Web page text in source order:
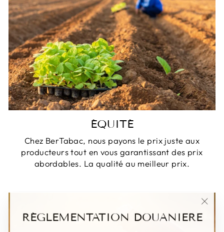
RÉGLEMENTATION DOUANIERE
ÉQUITÉ
Chez BerTabac, nous payons le prix juste aux
producteurs tout en vous garantissant des prix
abordables. La qualité au meilleur prix.